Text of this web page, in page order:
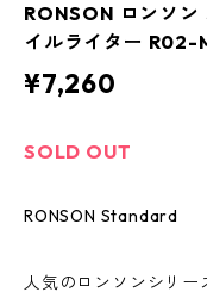
RONSON ロンソン
イルライター R02-
¥7,260
SOLD OUT
RONSON Standard
人気のロンソンシリー